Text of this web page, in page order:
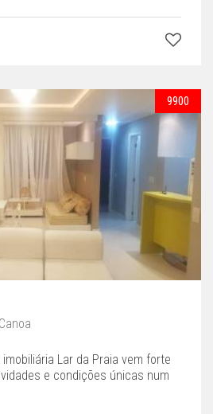
9900
Lar da Praia vem forte
e condições únicas num